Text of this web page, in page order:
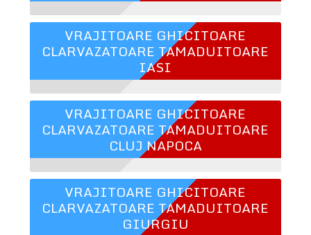
VRAJITOARE GHICITOARE
CLARVAZATOARE TAMADUITOARE
IASI
VRAJITOARE GHICITOARE
CLARVAZATOARE TAMADUITOARE
CLUJ NAPOCA
VRAJITOARE GHICITOARE
CLARVAZATOARE TAMADUITOARE
GIURGIU